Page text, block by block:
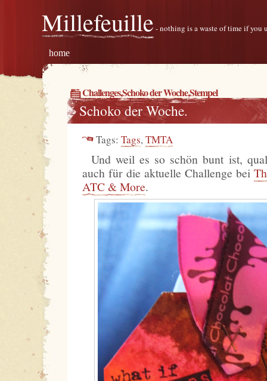
Millefeuille - nothing is a waste of time if you
home
Challenges,Schoko der Woche,Stempel
Schoko der Woche.
Tags: Tags,TMTA
Und weil es so schön bunt ist,
auch für die aktuelle Challenge bei
ATC & More.